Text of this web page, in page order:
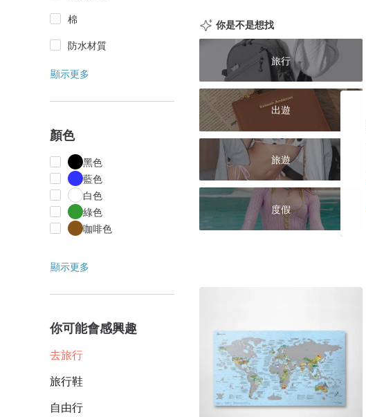
棉
防水材質
顯示更多
顏色
黑色
藍色
白色
綠色
咖啡色
顯示更多
你可能會感興趣
去旅行
旅行鞋
自由行
你是不是想找
旅行
出遊
旅遊
度假